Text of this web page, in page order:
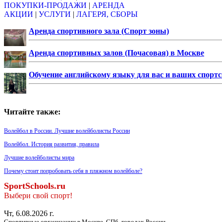
ПОКУПКИ-ПРОДАЖИ | АРЕНДА
АКЦИИ | УСЛУГИ | ЛАГЕРЯ, СБОРЫ
Аренда спортивного зала (Спорт зоны)
Аренда спортивных залов (Почасовая) в Москве
Обучение английскому языку для вас и ваших
Читайте также:
Волейбол в России. Лучшие волейболисты России
Волейбол. История развития, правила
Лучшие волейболисты мира
Почему стоит попробовать себя в пляжном волейболе?
SportSchools.ru
Выбери свой спорт!
Чт, 6.08.2026 г.